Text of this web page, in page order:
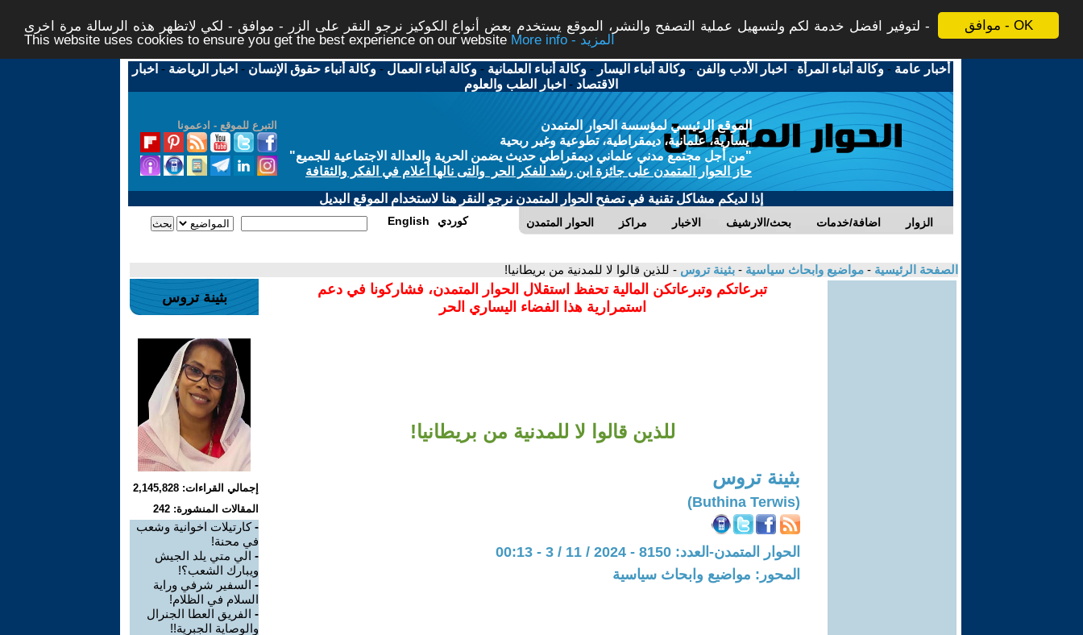
موافق - OK
لتوفير افضل خدمة لكم ولتسهيل عملية التصفح والنشر، الموقع يستخدم بعض أنواع الكوكيز نرجو النقر على الزر - موافق - لكي لاتظهر هذه الرسالة مرة اخرى -
This website uses cookies to ensure you get the best experience on our website
More info - المزيد
أخبار عامة -وكالة أنباء المرأة - اخبار الأدب والفن -وكالة أنباء اليسار -وكالة أنباء العلمانية -وكالة أنباء العمال -وكالة أنباء حقوق الإنسان - اخبار الرياضة - اخبار
الاقتصاد - اخبار الطب والعلوم
التبرع للموقع - ادعمونا
الموقع الرئيسي لمؤسسة الحوار المتمدن
يسارية، علمانية، ديمقراطية، تطوعية وغير ربحية
"من أجل مجتمع مدني علماني ديمقراطي حديث يضمن الحرية والعدالة الاجتماعية للجميع"
حاز الحوار المتمدن على جائزة ابن رشد للفكر الحر والتى نالها أعلام في الفكر والثقافة
إذا لديكم مشاكل تقنية في تصفح الحوار المتمدن نرجو النقر هنا لاستخدام الموقع البديل
الحوار المتمدن مراكز الاخبار بحث/الارشيف اضافة/خدمات الزوار English كوردي
الصفحة الرئيسية - مواضيع وابحاث سياسية - بثينة تروس - للذين قالوا لا للمدنية من بريطانيا!
تبرعاتكم وتبرعاتكن المالية تحفظ استقلال الحوار المتمدن، فشاركونا في دعم
استمرارية هذا الفضاء اليساري الحر
للذين قالوا لا للمدنية من بريطانيا!
بثينة تروس
(Buthina Terwis)
الحوار المتمدن-العدد: 8150 - 2024 / 11 / 3 - 00:13
المحور: مواضيع وابحاث سياسية
بثينة تروس
إجمالي القراءات: 2,145,828
المقالات المنشورة: 242
-كارتيلات اخوانية وشعب
في محنة!
- الي متي يلد الجيش
ويبارك الشعب؟!
- السفير شرفي وراية
السلام في الظلام!
- الفريق العطا الجنرال
والوصاية الجبرية!!